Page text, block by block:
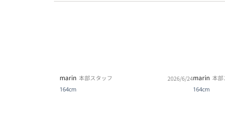
marin 本部スタッフ 2026/6/24
164cm
marin 本部
164cm